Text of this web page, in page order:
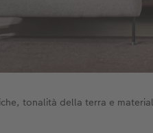
tonalità della terra e